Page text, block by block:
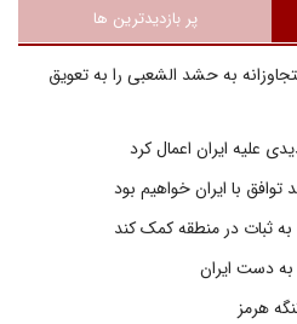
پر بازدیدترین ها
به حشد الشعبی را به تعویق
علیه ایران اعمال کرد
با ایران خواهیم بود
به ثبات در منطقه کمک کند
هرمز